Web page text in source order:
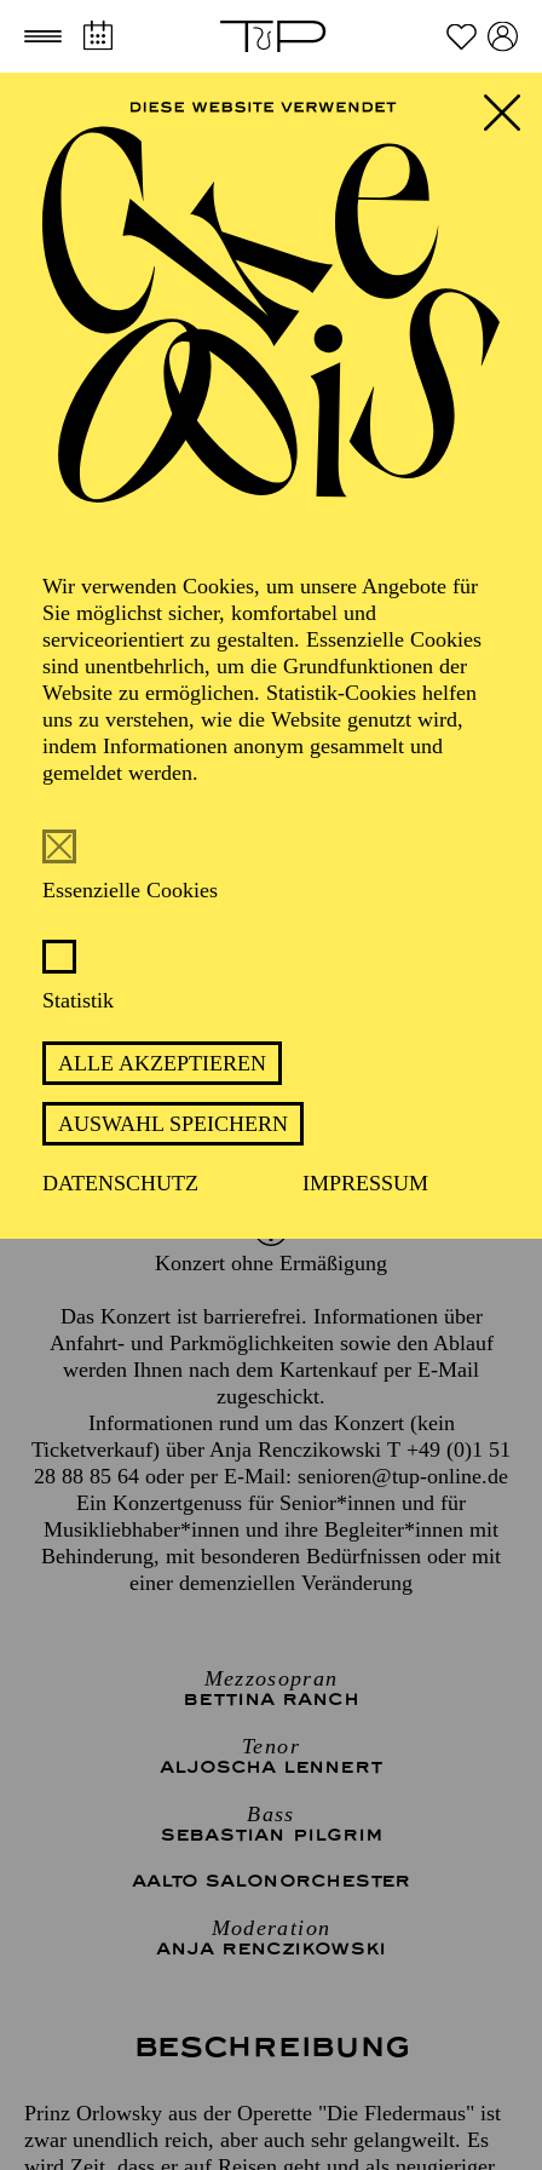
Zum Hauptinhalt springen Zum Footer springen
Wir verwenden Cookies, um unsere Angebote für
Sie möglichst sicher, komfortabel und
serviceorientiert zu gestalten. Essenzielle Cookies
sind unentbehrlich, um die Grundfunktionen der
Website zu ermöglichen. Statistik-Cookies helfen
uns zu verstehen, wie die Website genutzt wird,
indem Informationen anonym gesammelt und
gemeldet werden.
Essenzielle Cookies
Statistik
ALLE AKZEPTIEREN
AUSWAHL SPEICHERN
DATENSCHUTZ IMPRESSUM
PHILHARMONIE
Neujahrskonzert
für Senior*innen
Veranstalter: Eine Kooperation der Philharmonie Essen
mit dem Regionalbüro Alter, Pflege und Demenz
Region Westliches Ruhrgebiet
Mittwoch 6. Januar 2027
Donnerstag 7. Januar 2027
Konzert ohne Ermäßigung
Das Konzert ist barrierefrei. Informationen über
Anfahrt- und Parkmöglichkeiten sowie den Ablauf
werden Ihnen nach dem Kartenkauf per E-Mail
zugeschickt.
Informationen rund um das Konzert (kein
Ticketverkauf) über Anja Renczikowski T +49 (0)1 51
28 88 85 64 oder per E-Mail: senioren@tup-online.de
Ein Konzertgenuss für Senior*innen und für
Musikliebhaber*innen und ihre Begleiter*innen mit
Behinderung, mit besonderen Bedürfnissen oder mit
einer demenziellen Veränderung
Mezzosopran
BETTINA RANCH
Tenor
ALJOSCHA LENNERT
Bass
SEBASTIAN PILGRIM
AALTO SALONORCHESTER
Moderation
ANJA RENCZIKOWSKI
Beschreibung
Prinz Orlowsky aus der Operette "Die Fledermaus" ist
zwar unendlich reich, aber auch sehr gelangweilt. Es